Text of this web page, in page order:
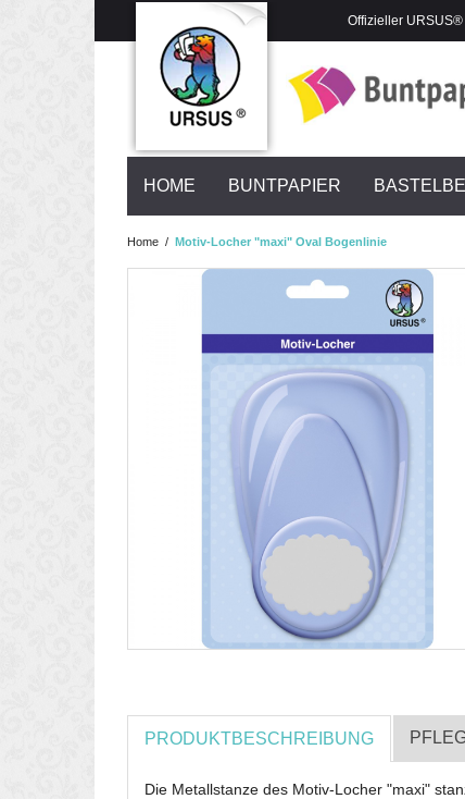
Offizieller
HOME BUNTPAPIER
Home / Motiv-Locher "maxi" Oval Bogenlinie
PRODUKTBESCHREIBUNG
Die Metallstanze des Motiv-Locher "maxi"